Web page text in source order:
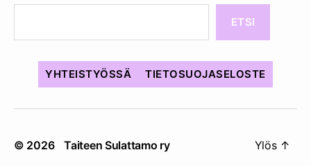
ETSI
YHTEISTYÖSSÄ TIETOSUOJASELOSTE
© 2026 Taiteen Sulattamo ry Ylös ↑